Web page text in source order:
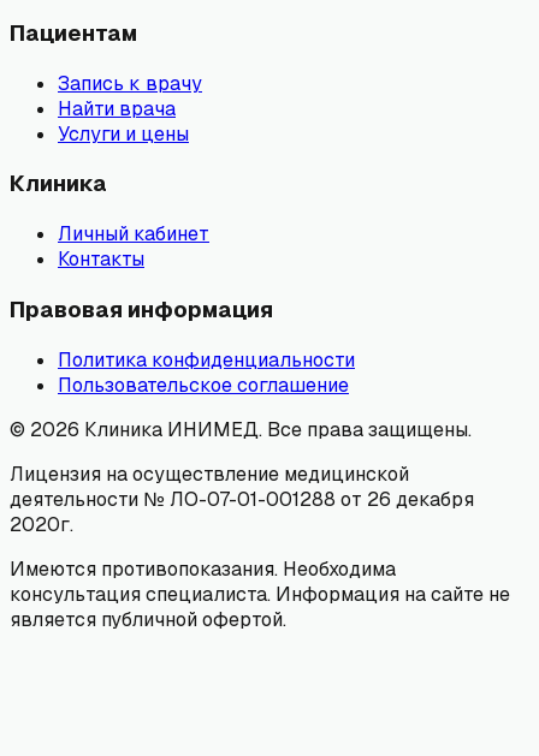
Пациентам
Запись к врачу
Найти врача
Услуги и цены
Клиника
Личный кабинет
Контакты
Правовая информация
Политика конфиденциальности
Пользовательское соглашение
© 2026 Клиника ИНИМЕД. Все права защищены.
Лицензия на осуществление медицинской
деятельности № ЛО-07-01-001288 от 26 декабря
2020г.
Имеются противопоказания. Необходима
консультация специалиста. Информация на сайте не
является публичной офертой.